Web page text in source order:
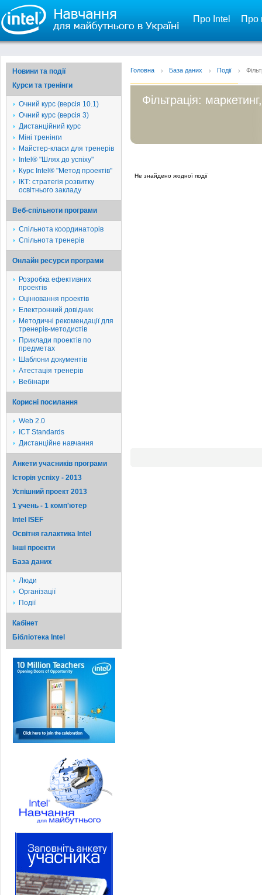
Про Intel Про
Новини та події
Курси та тренінги
Очний курс (версія 10.1)
Очний курс (версія 3)
Дистанційний курс
Міні тренінги
Майстер-класи для тренерів
Intel® "Шлях до успіху"
Курс Intel® "Метод проектів"
ІКТ: стратегія розвитку
освітнього закладу
Веб-спільноти програми
Спільнота координаторів
Спільнота тренерів
Онлайн ресурси програми
Розробка ефективних
проектів
Оцінювання проектів
Електронний довідник
Методичні рекомендації для
тренерів-методистів
Приклади проектів по
предметах
Шаблони документів
Атестація тренерів
Вебінари
Корисні посилання
Web 2.0
ICT Standards
Дистанційне навчання
Анкети учасників програми
Історія успіху - 2013
Успішний проект 2013
1 учень - 1 комп'ютер
Intel ISEF
Освітня галактика Intel
Iншi проекти
База даних
Люди
Організації
Події
Кабінет
Бібліотека Intel
Головна База даних Події
Фільтрація:
Не знайдено жодної події